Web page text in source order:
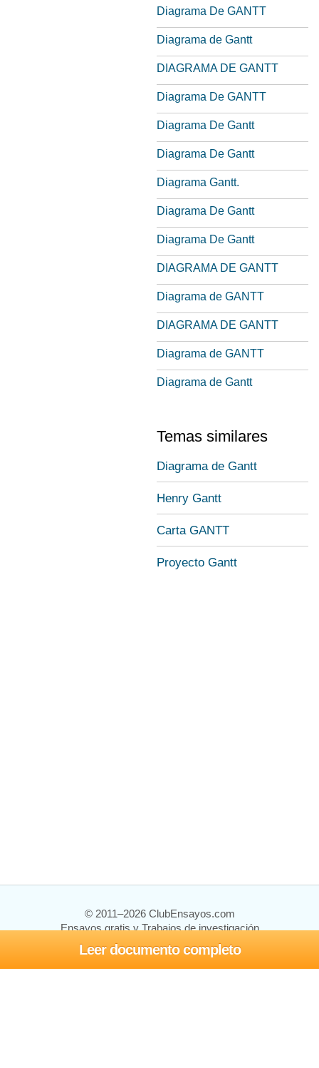
Leer documento completo
Diagrama De GANTT
Diagrama de Gantt
DIAGRAMA DE GANTT
Diagrama De GANTT
Diagrama De Gantt
Diagrama De Gantt
Diagrama Gantt.
Diagrama De Gantt
Diagrama De Gantt
DIAGRAMA DE GANTT
Diagrama de GANTT
DIAGRAMA DE GANTT
Diagrama de GANTT
Diagrama de Gantt
Temas similares
Diagrama de Gantt
Henry Gantt
Carta GANTT
Proyecto Gantt
© 2011–2026 ClubEnsayos.com
Ensayos gratis y Trabajos de investigación